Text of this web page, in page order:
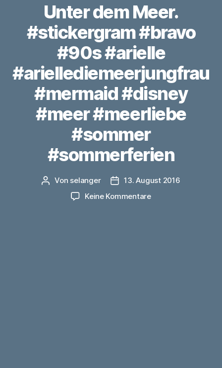
Unter dem Meer.
#stickergram #bravo
#90s #arielle
#ariellediemeerjungfrau
#mermaid #disney
#meer #meerliebe
#sommer
#sommerferien
Beitragsautor
Von selanger Veröffentlichungsdatum
13. August 2016
Keine Kommentarezu